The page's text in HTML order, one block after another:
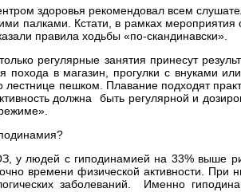
здоровья рекомендовал всем
палками. Кстати, в рамках
правила ходьбы «по-скандинавски».
регулярные занятия принесут
похода в магазин, прогулки с внуками
лестнице пешком. Плавание подходят
должна быть регулярной и
у людей с гиподинамией на 33% выше
времени физической активности. При
заболеваний. Именно